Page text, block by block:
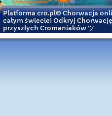
Platforma cro.pl© Chorwacja
całym świecie! Odkryj
przyszłych Cromaniaków ツ